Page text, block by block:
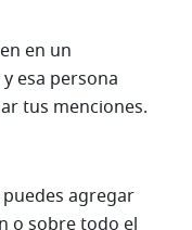
en un
esa persona
tus menciones.
agregar